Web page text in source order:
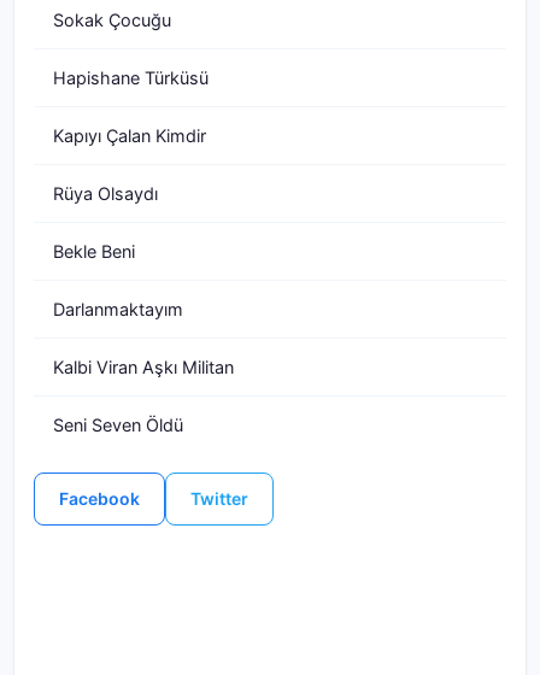
Sokak Çocuğu
Hapishane Türküsü
Kapıyı Çalan Kimdir
Rüya Olsaydı
Bekle Beni
Darlanmaktayım
Kalbi Viran Aşkı Militan
Seni Seven Öldü
Facebook Twitter